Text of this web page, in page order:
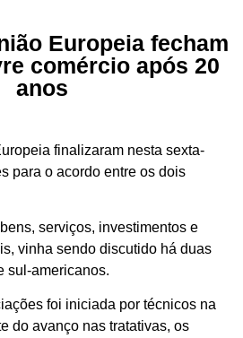
Europeia fecham
comércio após 20
anos
finalizaram nesta sexta-
para o acordo entre os dois
serviços, investimentos e
vinha sendo discutido há duas
sul-americanos.
foi iniciada por técnicos na
do avanço nas tratativas, os